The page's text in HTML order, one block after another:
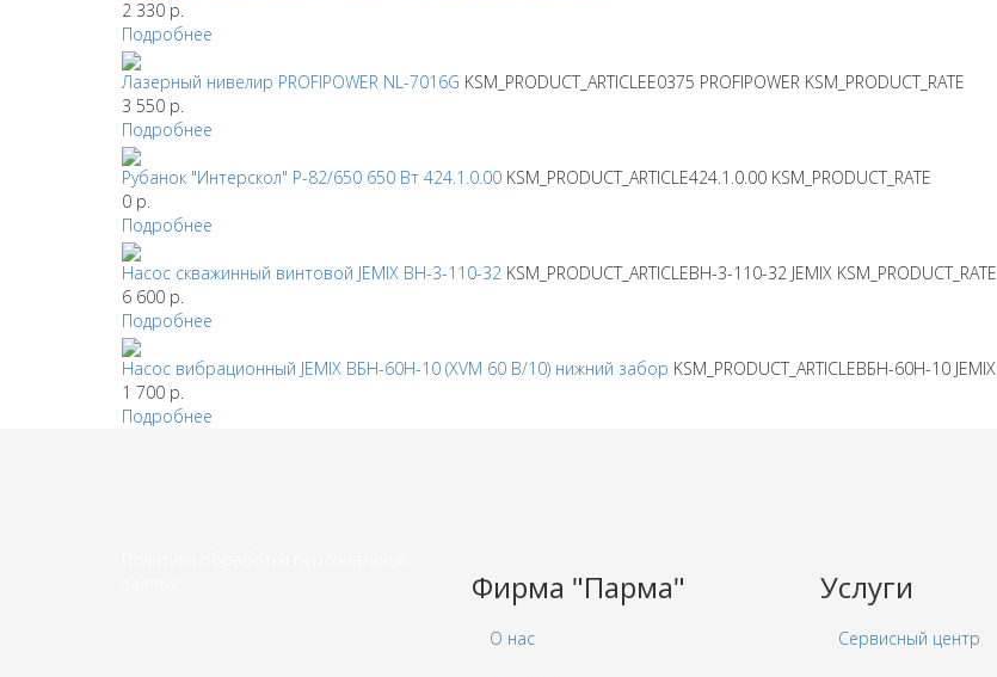
2 330 р.
Подробнее
Лазерный нивелир PROFIPOWER NL-7016G KSM_PRODUCT_ARTICLEE0375 PROFIPOWER KSM_PRODUCT_RATE
3 550 р.
Подробнее
Рубанок "Интерскол" Р-82/650 650 Вт 424.1.0.00 KSM_PRODUCT_ARTICLE424.1.0.00 KSM_PRODUCT_RATE
0 р.
Подробнее
Насос скважинный винтовой JEMIX ВН-3-110-32 KSM_PRODUCT_ARTICLEВН-3-110-32 JEMIX KSM_PRODUCT_RATE
6 600 р.
Подробнее
Насос вибрационный JEMIX ВБН-60Н-10 (XVM 60 В/10) нижний забор KSM_PRODUCT_ARTICLEВБН-60Н-10 JEMIX
1 700 р.
Подробнее
Фирма "Парма"
О нас
Услуги
Сервисный центр